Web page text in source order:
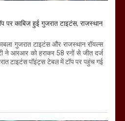
पर काबिज हुई गुजरात टाइटंस, राजस्थान
गुजरात टाइटंस और राजस्थान रॉयल्स
ने आरआर को हराकर 58 रनों से जीत दर्ज
टाइटंस पॉइंट्स टेबल में टॉप पर पहुंच गई